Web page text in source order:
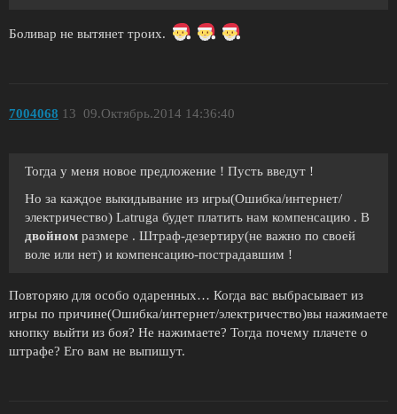
Боливар не вытянет троих.
7004068 09.Октябрь.2014 14:36:40
13
Тогда у меня новое предложение ! Пусть введут !
Но за каждое выкидывание из игры(Ошибка/интернет/
электричество) Latruga будет платить нам компенсацию . В
двойном размере . Штраф-дезертиру(не важно по своей
воле или нет) и компенсацию-пострадавшим !
Повторяю для особо одаренных… Когда вас выбрасывает из
игры по причине(Ошибка/интернет/электричество)вы нажимаете
кнопку выйти из боя? Не нажимаете? Тогда почему плачете о
штрафе? Его вам не выпишут.